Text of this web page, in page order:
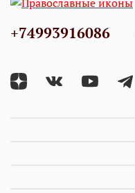
+74993916086